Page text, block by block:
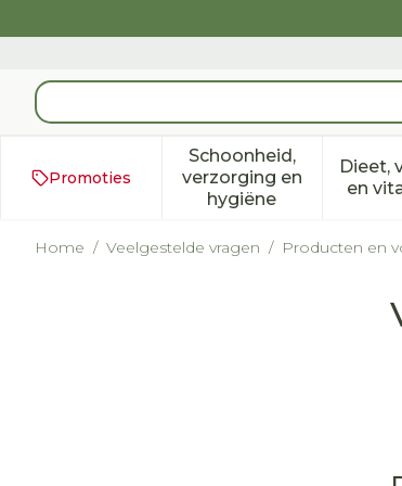
Product, merk, categorie...
Promoties
Schoonheid,
verzorging en
hygiëne
Toon submenu
Dieet,
en
Home / Veelgestelde vragen / Producten en